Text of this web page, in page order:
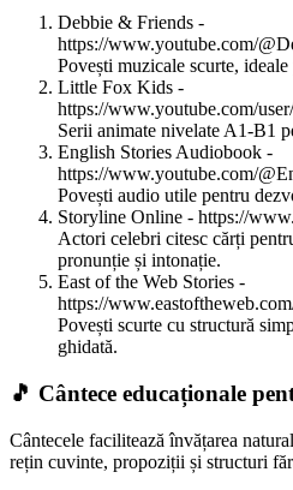
Debbie & Friends -
https://www.youtube.com/
Povești muzicale scurte,
Little Fox Kids -
https://www.youtube.com/
Serii animate nivelate A1-B1
English Stories Audiobook -
https://www.youtube.com/
Povești audio utile pentru
Storyline Online - https://
Actori celebri citesc cărți
pronunție și intonație.
East of the Web Stories -
https://
Povești scurte cu structură
ghidată.
🎵 Cântece educaționale
Cântecele facilitează învățarea
rețin cuvinte, propoziții și structuri